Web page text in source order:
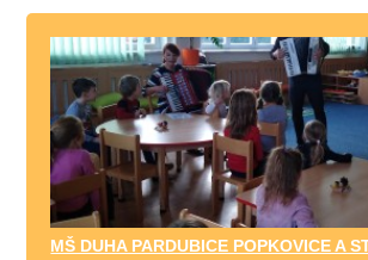
MŠ DUHA PARDUBICE POPKOVICE A